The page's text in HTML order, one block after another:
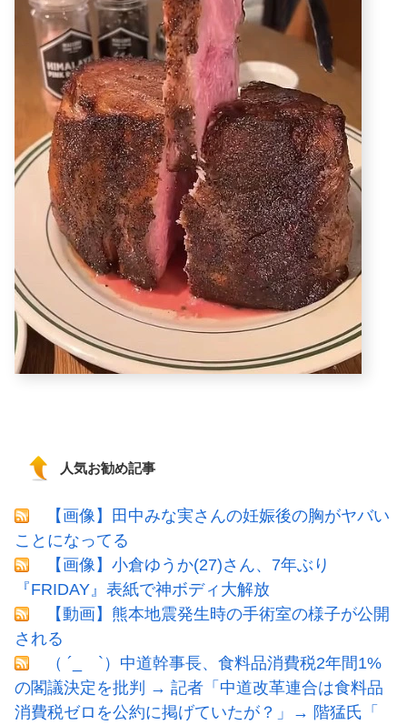
人気お勧め記事
【画像】田中みな実さんの妊娠後の胸がヤバい
ことになってる
【画像】小倉ゆうか(27)さん、7年ぶり
『FRIDAY』表紙で神ボディ大解放
【動画】熊本地震発生時の手術室の様子が公開
される
（ ´_ゝ`）中道幹事長、食料品消費税2年間1%
の閣議決定を批判 → 記者「中道改革連合は食料品
消費税ゼロを公約に掲げていたが？」→ 階猛氏「